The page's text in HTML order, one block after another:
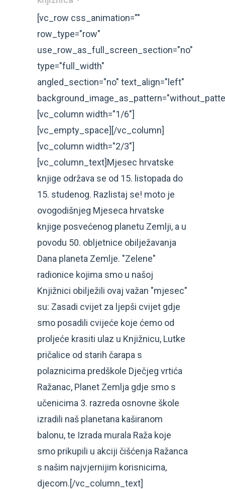
[vc_row css_animation=""
row_type="row"
use_row_as_full_screen_section="no"
type="full_width"
angled_section="no" text_align="left"
[vc_column width="1/6"]
[vc_empty_space][/vc_column]
[vc_column width="2/3"]
[vc_column_text]Mjesec hrvatske
knjige održava se od 15. listopada do
15. studenog. Razlistaj se! moto je
ovogodišnjeg Mjeseca hrvatske
knjige posvećenog planetu Zemlji, a u
povodu 50. obljetnice obilježavanja
Dana planeta Zemlje. "Zelene"
radionice kojima smo u našoj
Knjižnici obilježili ovaj važan "mjesec"
su: Zasadi cvijet za ljepši cvijet gdje
smo posadili cvijeće koje ćemo od
proljeće krasiti ulaz u Knjižnicu, Lutke
pričalice od starih čarapa s
polaznicima predškole Dječjeg vrtića
Ražanac, Planet Zemlja gdje smo s
učenicima 3. razreda osnovne škole
izradili naš planetana kaširanom
balonu, te Izrada murala Raža koje
smo prikupili u akciji čišćenja Ražanca
s našim najvjernijim korisnicima,
djecom.[/vc_column_text]